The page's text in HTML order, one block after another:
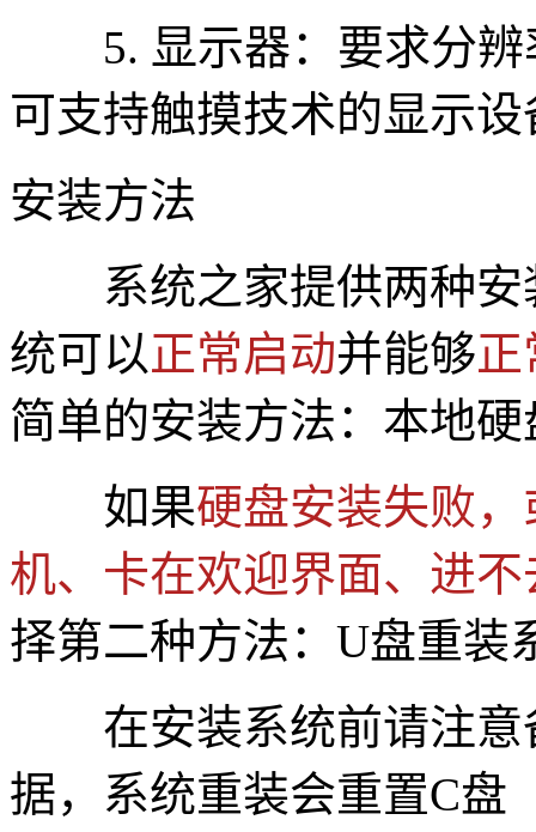
5. 显示器：要求分辨
可支持触摸技术的显示设
安装方法
系统之家提供两种
统可以正常启动并能够正
简单的安装方法：本地
如果硬盘安装失败
机、卡在欢迎界面、进
择第二种方法：U盘重装
在安装系统前请注意
据，系统重装会重置C盘